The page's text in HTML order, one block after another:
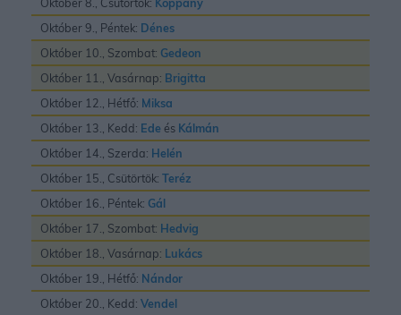
Október 9., Péntek: Dénes
Október 10., Szombat: Gedeon
Október 11., Vasárnap: Brigitta
Október 12., Hétfő: Miksa
Október 13., Kedd: Ede és Kálmán
Október 14., Szerda: Helén
Október 15., Csütörtök: Teréz
Október 16., Péntek: Gál
Október 17., Szombat: Hedvig
Október 18., Vasárnap: Lukács
Október 19., Hétfő: Nándor
Október 20., Kedd: Vendel